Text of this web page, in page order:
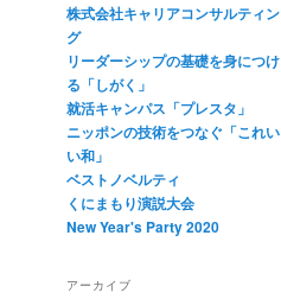
株式会社キャリアコンサルティン
グ
リーダーシップの基礎を身につけ
る「しがく」
就活キャンパス「プレスタ」
ニッポンの技術をつなぐ「これい
い和」
ベストノベルティ
くにまもり演説大会
New Year's Party 2020
アーカイブ